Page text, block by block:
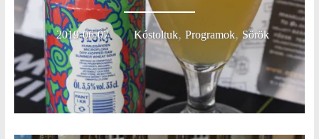
2019-06-07 Kóstoltuk,Programok, Sörök